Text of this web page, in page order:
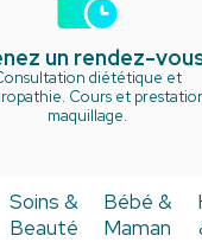
un rendez-
diététique et
Cours et
maquillage.
Soins &
Beauté
Bébé &
Maman